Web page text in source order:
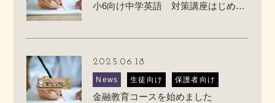
小6向け中学英語 対策講座はじめます
2025.06.18
News 生徒向け 保護者向け
金融教育コースを始めました